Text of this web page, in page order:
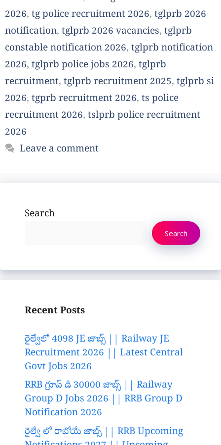
2026, tg police recruitment 2026, tglprb 2026
notification, tglprb 2026 vacancies, tglprb
constable notification 2026, tglprb notification
2026, tglprb police jobs 2026, tglprb
recruitment, tglprb recruitment 2025, tglprb si
2026, tgprb recruitment 2026, ts police
recruitment 2026, tslprb police recruitment
2026
Leave a comment
Search
Search
Recent Posts
రైల్వేలో 4098 JE జాబ్స్ || Railway JE
Recruitment 2026 || Latest Central
Govt Jobs 2026
RRB గ్రూప్ డి 30000 జాబ్స్ || Railway
Group D Jobs 2026 || RRB Group D
Notification 2026
రైల్వే లో రాబోయే జాబ్స్ || RRB Upcoming